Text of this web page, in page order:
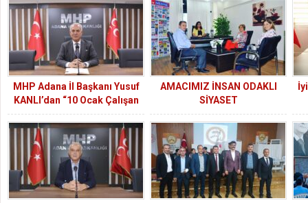
MHP Adana İl Başkanı Yusuf
KANLI’dan “10 Ocak Çalışan
Gazeteciler Günü” mesajı…
AMACIMIZ İNSAN ODAKLI
SİYASET